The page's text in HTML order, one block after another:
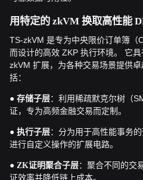
用特定的 zkVM 换取高性能
TS-zkVM 是专为中央限价订单簿（
而设计的高效 ZKP 执行环境。 它
zkVM 扩展，为各种交易场景提供
括：
● 存储子层：利用稀疏默克尔树（
证，专为高频金融交易而定制。
● 执行子层：分为用于高性能事务
进行自定义操作的扩展电路。
● ZK证明聚合子层：聚合不同的交
证效率并降低链上成本。